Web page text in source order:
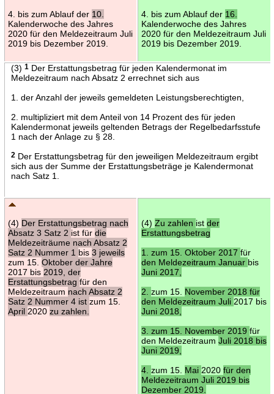
4. bis zum Ablauf der 10.
Kalenderwoche des Jahres
2020 für den Meldezeitraum Juli
2019 bis Dezember 2019.
4. bis zum Ablauf der 16.
Kalenderwoche des Jahres
2020 für den Meldezeitraum Juli
2019 bis Dezember 2019.
(3) 1Der Erstattungsbetrag für jeden Kalendermonat im
Meldezeitraum nach Absatz 2 errechnet sich aus
1. der Anzahl der jeweils gemeldeten Leistungsberechtigten,
2. multipliziert mit dem Anteil von 14 Prozent des für jeden
Kalendermonat jeweils geltenden Betrags der Regelbedarfsstufe
1 nach der Anlage zu § 28.
2Der Erstattungsbetrag für den jeweiligen Meldezeitraum ergibt
sich aus der Summe der Erstattungsbeträge je Kalendermonat
nach Satz 1.
(4) Der Erstattungsbetrag nach
Absatz 3 Satz 2 ist für die
Meldezeiträume nach Absatz 2
Satz 2 Nummer 1 bis 3 jeweils
zum 15. Oktober der Jahre
2017 bis 2019, der
Erstattungsbetrag für den
Meldezeitraum nach Absatz 2
Satz 2 Nummer 4 ist zum 15.
April 2020 zu zahlen.
(4) Zu zahlen ist der
Erstattungsbetrag
1. zum 15. Oktober 2017 für
den Meldezeitraum Januar bis
Juni 2017,
2. zum 15. November 2018 für
den Meldezeitraum Juli 2017 bis
Juni 2018,
3. zum 15. November 2019 für
den Meldezeitraum Juli 2018 bis
Juni 2019,
4. zum 15. Mai 2020 für den
Meldezeitraum Juli 2019 bis
Dezember 2019.